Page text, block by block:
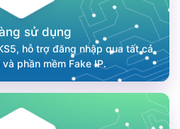
sử dụng
hỗ trợ đăng nhập qua tất cả
phần mềm Fake IP.